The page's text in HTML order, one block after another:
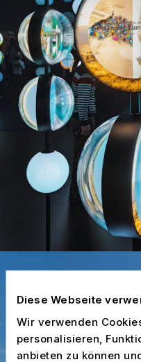
Diese Webseite
Wir verwenden
personalisieren,
anbieten zu können